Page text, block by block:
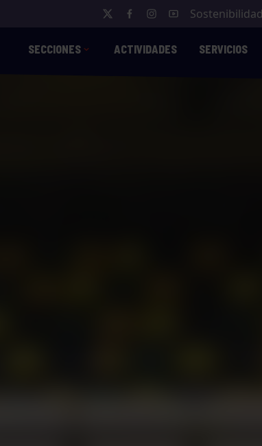
Sostenibilidad
SECCIONES ACTIVIDADES SERVICIOS